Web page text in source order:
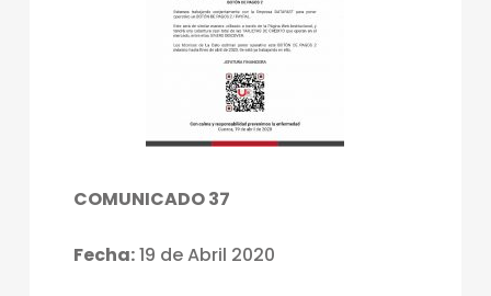
COMUNICADO 37
Fecha:19 de Abril 2020